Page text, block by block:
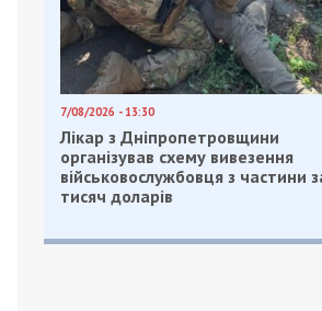
7/08/2026 - 13:30
Лікар з Дніпропетровщини
організував схему вивезення
військовослужбовця з частини
тисяч доларів